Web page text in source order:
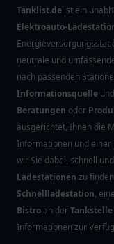
Tanklist.de ist ein
Elektroauto-
neutrale und
nach passenden
Informationsquelle
Beratungen oder
ausgerichtet, Ihnen die
Informationen und
wir Sie dabei, schnell
Ladestationen zu
Schnellladestation,
Bistro an derTankstelle
Informationen zur